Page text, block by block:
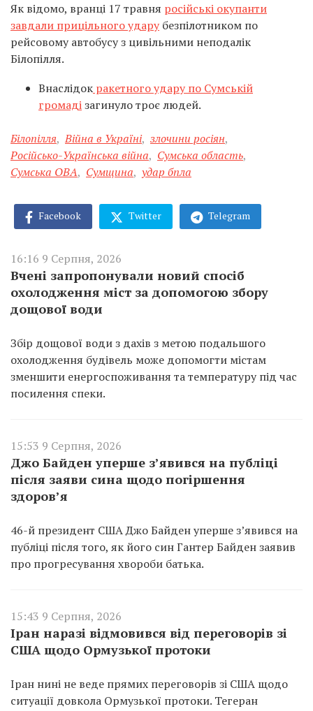
Як відомо, вранці 17 травня російські окупанти
завдали прицільного удару безпілотником по
рейсовому автобусу з цивільними неподалік
Білопілля.
Внаслідок ракетного удару по Сумській
громадізагинуло троє людей.
Білопілля, Війна в Україні, злочини росіян,
Російсько-Українська війна, Сумська область,
Сумська ОВА, Сумщина, удар бпла
Facebook Twitter Telegram
16:16 9 Серпня, 2026
Вчені запропонували новий спосіб
охолодження міст за допомогою збору
дощової води
Збір дощової води з дахів з метою подальшого
охолодження будівель може допомогти містам
зменшити енергоспоживання та температуру під час
посилення спеки.
15:53 9 Серпня, 2026
Джо Байден уперше з’явився на публіці
після заяви сина щодо погіршення
здоров’я
46-й президент США Джо Байден уперше з’явився на
публіці після того, як його син Гантер Байден заявив
про прогресування хвороби батька.
15:43 9 Серпня, 2026
Іран наразі відмовився від переговорів зі
США щодо Ормузької протоки
Іран нині не веде прямих переговорів зі США щодо
ситуації довкола Ормузької протоки. Тегеран